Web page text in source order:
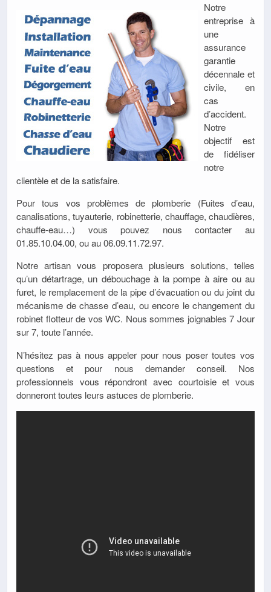
Notre
entreprise à
une
assurance
garantie
décennale et
civile, en
cas
d’accident.
Notre
objectif est
de fidéliser
notre
clientèle et de la satisfaire.
Pour tous vos problèmes de plomberie (Fuites d’eau,
canalisations, tuyauterie, robinetterie, chauffage, chaudières,
chauffe-eau…) vous pouvez nous contacter au
01.85.10.04.00, ou au 06.09.11.72.97.
Notre artisan vous proposera plusieurs solutions, telles
qu’un détartrage, un débouchage à la pompe à aire ou au
furet, le remplacement de la pipe d’évacuation ou du joint du
mécanisme de chasse d’eau, ou encore le changement du
robinet flotteur de vos WC. Nous sommes joignables 7 Jour
sur 7, toute l’année.
N’hésitez pas à nous appeler pour nous poser toutes vos
questions et pour nous demander conseil. Nos
professionnels vous répondront avec courtoisie et vous
donneront toutes leurs astuces de plomberie.